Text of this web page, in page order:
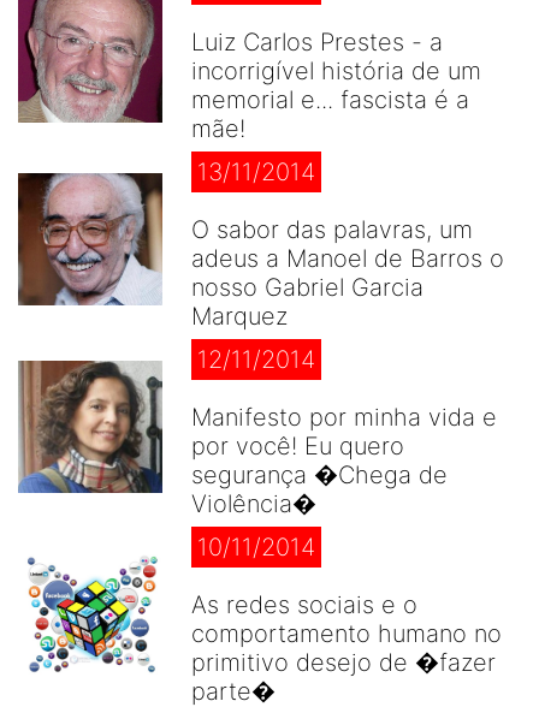
Luiz Carlos Prestes - a
incorrigível história de um
memorial e... fascista é a
mãe!
13/11/2014
O sabor das palavras, um
adeus a Manoel de Barros o
nosso Gabriel Garcia
Marquez
12/11/2014
Manifesto por minha vida e
por você! Eu quero
segurança �Chega de
Violência�
10/11/2014
As redes sociais e o
comportamento humano no
primitivo desejo de �fazer
parte�